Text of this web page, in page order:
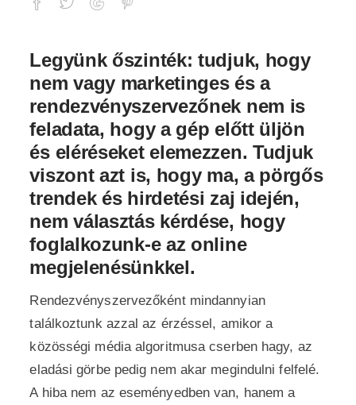
Mikor és hol hirdessek? – marketing
Legyünk őszinték: tudjuk, hogy
nem vagy marketinges és a
rendezvényszervezőnek nem is
feladata, hogy a gép előtt üljön
és eléréseket elemezzen. Tudjuk
viszont azt is, hogy ma, a pörgős
trendek és hirdetési zaj idején,
nem választás kérdése, hogy
foglalkozunk-e az online
megjelenésünkkel.
Rendezvényszervezőként mindannyian
találkoztunk azzal az érzéssel, amikor a
közösségi média algoritmusa cserben hagy, az
eladási görbe pedig nem akar megindulni felfelé.
A hiba nem az eseményedben van, hanem a